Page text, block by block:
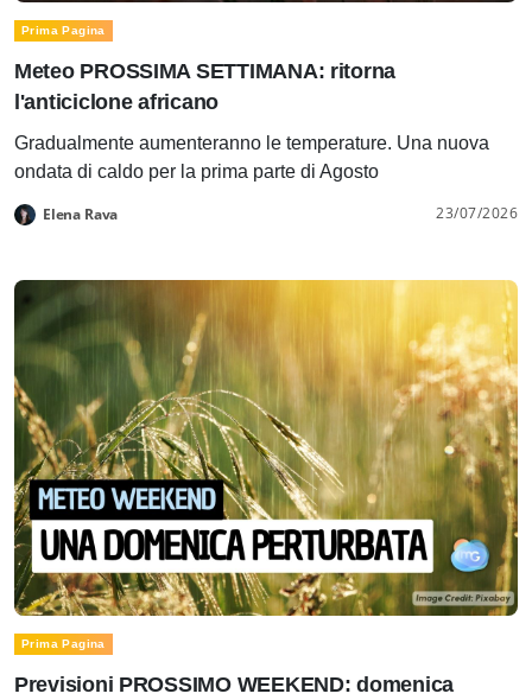
Prima Pagina
Meteo PROSSIMA SETTIMANA: ritorna
l'anticiclone africano
Gradualmente aumenteranno le temperature. Una nuova
ondata di caldo per la prima parte di Agosto
Elena Rava 23/07/2026
Prima Pagina
Previsioni PROSSIMO WEEKEND: domenica